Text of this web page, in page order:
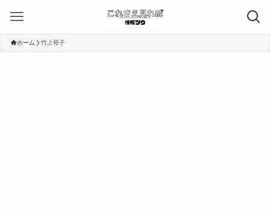
ホーム 竹上裕子